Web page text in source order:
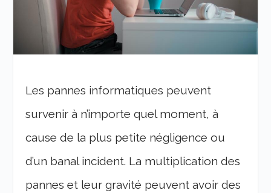
Les pannes informatiques peuvent
survenir à n’importe quel moment, à
cause de la plus petite négligence ou
d’un banal incident. La multiplication des
pannes et leur gravité peuvent avoir des